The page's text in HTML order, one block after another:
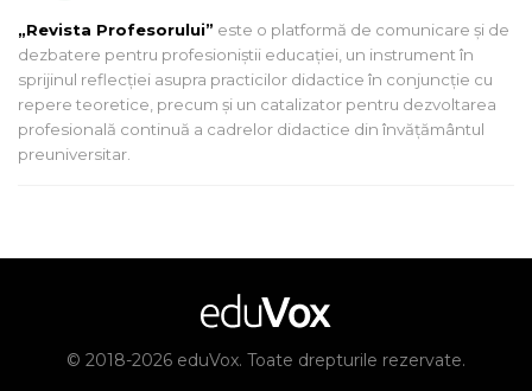
„Revista Profesorului” este o platformă de comunicare și de
dezbatere pentru profesioniștii educației, un instrument în
sprijinul reflecției asupra practicilor didactice în conjuncție cu
repere teoretice, precum și un catalizator pentru dezvoltarea
profesională continuă a cadrelor didactice din învățământul
preuniversitar.
© 2018-2026 eduVox. Toate drepturile rezervate.